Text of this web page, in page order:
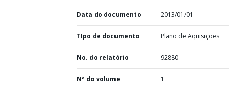
Data do documento 2013/01/01
TIpo de documento Plano de Aquisições
No. do relatório 92880
Nº do volume 1